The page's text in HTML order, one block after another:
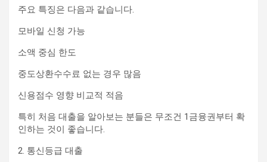
주요 특징은 다음과 같습니다.
모바일 신청 가능
소액 중심 한도
중도상환수수료 없는 경우 많음
신용점수 영향 비교적 적음
특히 처음 대출을 알아보는 분들은 무조건 1금융권부터 확
인하는 것이 좋습니다.
2. 통신등급 대출